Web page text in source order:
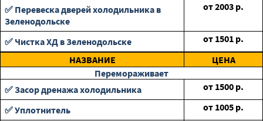
✅ Перевеска дверей холодильника в
Зеленодольске
от2003 р.
✅ Чистка ХД в Зеленодольске от 1501 р.
НАЗВАНИЕ
ЦЕНА
Перемораживает
✅ Засор дренажа холодильника
от 1500 р.
✅ Уплотнитель
от 1005 р.